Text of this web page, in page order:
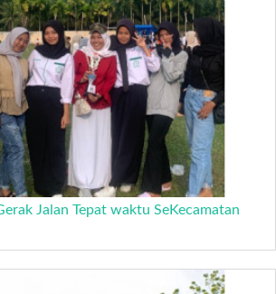
Jalan Tepat waktu SeKecamatan